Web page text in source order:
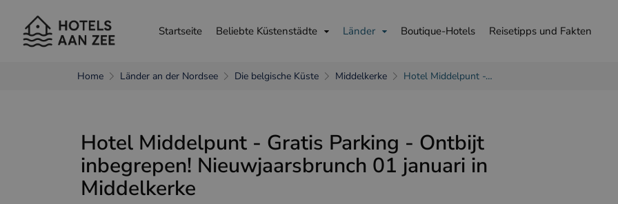
Startseite Beliebte Küstenstädte Länder Boutique-Hotels Reisetipps und Fakten
Nederlands Français English
Home Länder an der Nordsee Die belgische Küste Middelkerke Hotel Middelpunt -…
Hotel Middelpunt - Gratis Parking - Ontbijt
inbegrepen! Nieuwjaarsbrunch 01 januari in
Middelkerke